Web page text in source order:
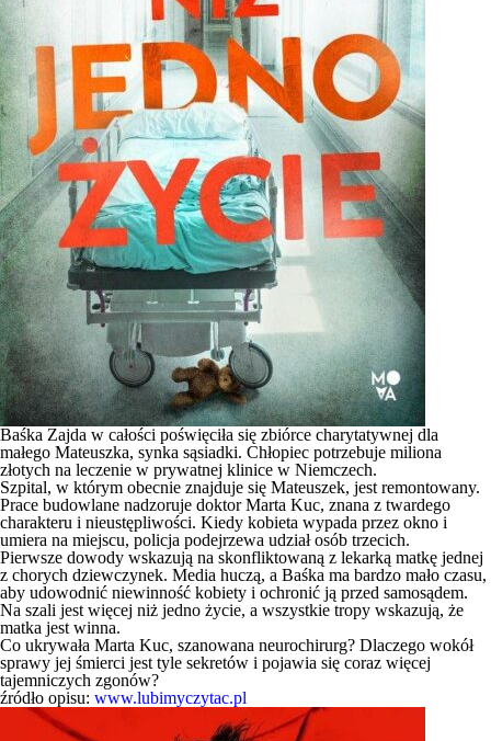
Baśka Zajda w całości poświęciła się zbiórce charytatywnej dla
małego Mateuszka, synka sąsiadki. Chłopiec potrzebuje miliona
złotych na leczenie w prywatnej klinice w Niemczech.
Szpital, w którym obecnie znajduje się Mateuszek, jest remontowany.
Prace budowlane nadzoruje doktor Marta Kuc, znana z twardego
charakteru i nieustępliwości. Kiedy kobieta wypada przez okno i
umiera na miejscu, policja podejrzewa udział osób trzecich.
Pierwsze dowody wskazują na skonfliktowaną z lekarką matkę jednej
z chorych dziewczynek. Media huczą, a Baśka ma bardzo mało czasu,
aby udowodnić niewinność kobiety i ochronić ją przed samosądem.
Na szali jest więcej niż jedno życie, a wszystkie tropy wskazują, że
matka jest winna.
Co ukrywała Marta Kuc, szanowana neurochirurg? Dlaczego wokół
sprawy jej śmierci jest tyle sekretów i pojawia się coraz więcej
tajemniczych zgonów?
źródło opisu: www.lubimyczytac.pl